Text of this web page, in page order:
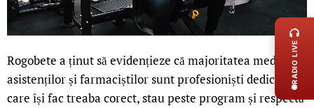
Rogobete a ținut să evidențieze că majoritatea medicilor,
asistenților și farmaciștilor sunt profesioniști dedicați,
care își fac treaba corect, stau peste program și respectă
RADIO LIVE